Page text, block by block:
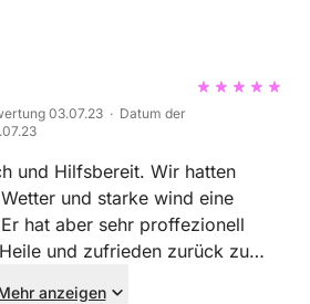
03.07.23 · Datum der
und Hilfsbereit. Wir hatten
und starke wind eine
hat aber sehr proffezionell
und zufrieden zurück zu
anzeigen